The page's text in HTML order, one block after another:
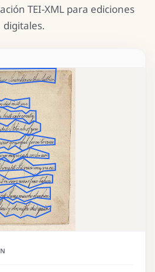
TEI-XML para ediciones
digitales.